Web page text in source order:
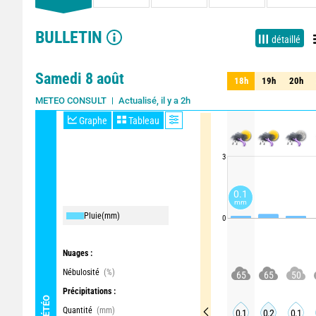
BULLETIN détaillé
Samedi 8 août
METEO CONSULT Actualisé, il y a 2h
MÉTÉO
Graphe Tableau
Pluie(mm)
Nuages :
Nébulosité (%)
Précipitations :
Quantité (mm)
3
0
18h 19h 20h
18h 19h 20h
65 65 50
0.1 0.2 0.1
0.1
mm